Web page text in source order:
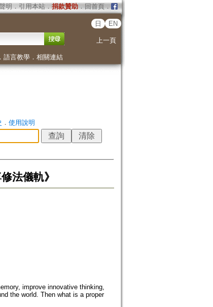
明 ． 引用本站． 捐款贊助．回首頁．
日 EN
上一頁
語言教學． 相關連結
． 使用說明
法儀軌》
improve innovative thinking,
the world. Then what is a proper